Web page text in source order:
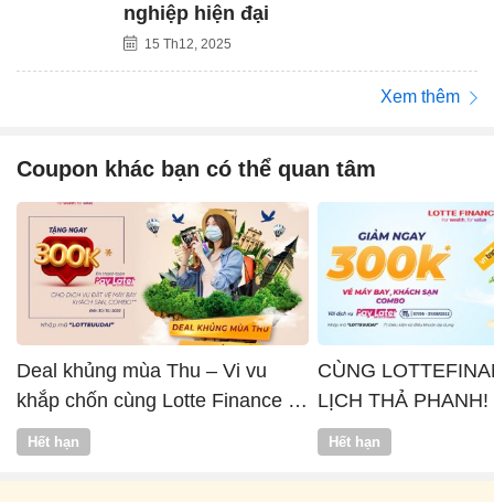
nghiệp hiện đại
15 Th12, 2025
Xem thêm
Coupon khác bạn có thể quan tâm
Deal khủng mùa Thu – Vi vu
khắp chốn cùng Lotte Finance x
Vntrip
Hết hạn
CÙNG
LỊCH THẢ PHANH!
Hết hạn